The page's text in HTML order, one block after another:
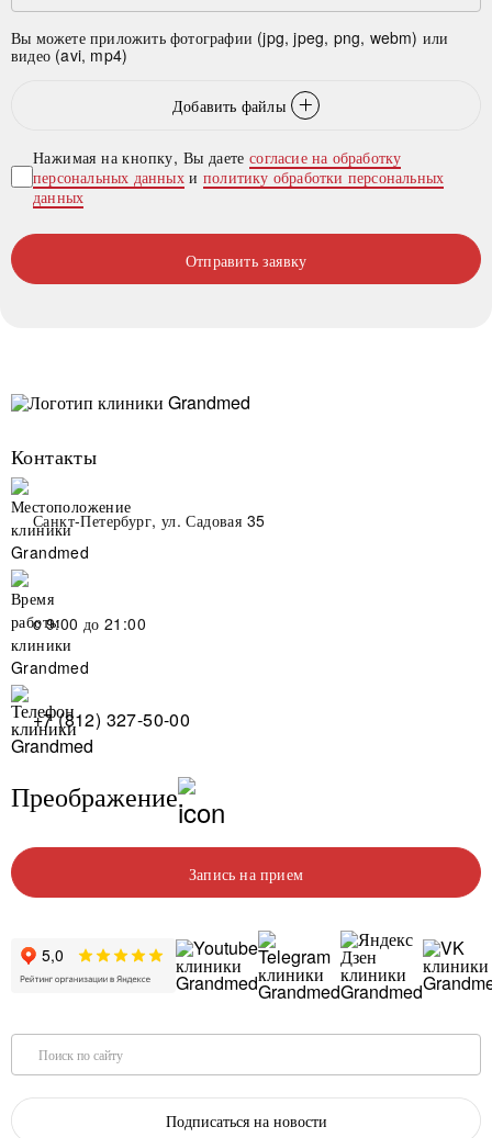
Вы можете приложить фотографии (jpg, jpeg, png, webm) или
видео (avi, mp4)
Добавить файлы
Нажимая на кнопку, Вы даетесогласие на обработку
персональных данныхиполитику обработки персональных
данных
Отправить заявку
Контакты
Санкт-Петербург, ул. Садовая 35
c 9:00 до 21:00
+7 (812) 327-50-00
Преображение
Запись на прием
Поиск по сайту
Подписаться на новости